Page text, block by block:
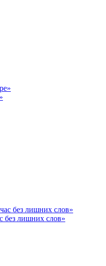
без лишних слов»